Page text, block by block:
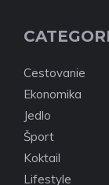
Cestovanie
Ekonomika
Jedlo
Šport
Koktail
Lifestyle